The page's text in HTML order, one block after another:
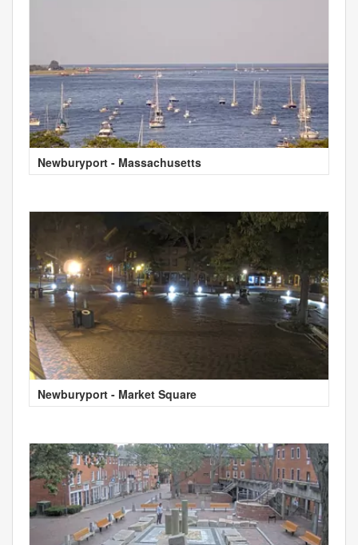
Newburyport - Massachusetts
Newburyport - Market Square